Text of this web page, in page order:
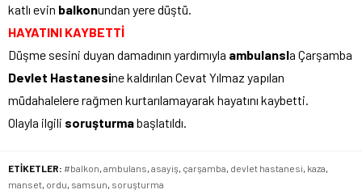
katlı evin balkonundan yere düştü.
HAYATINI KAYBETTİ
Düşme sesini duyan damadının yardımıyla ambulansla Çarşamba
Devlet Hastanesine kaldırılan Cevat Yılmaz yapılan
müdahalelere rağmen kurtarılamayarak hayatını kaybetti.
Olayla ilgili soruşturmabaşlatıldı.
ETİKETLER: #balkon, ambulans, asayiş, çarşamba, devlet hastanesi, kaza,
manset, ordu, samsun, soruşturma